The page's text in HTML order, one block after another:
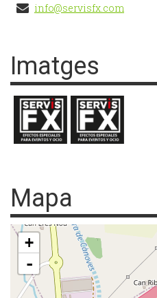
info@servisfx.com
Imatges
Mapa
+
-